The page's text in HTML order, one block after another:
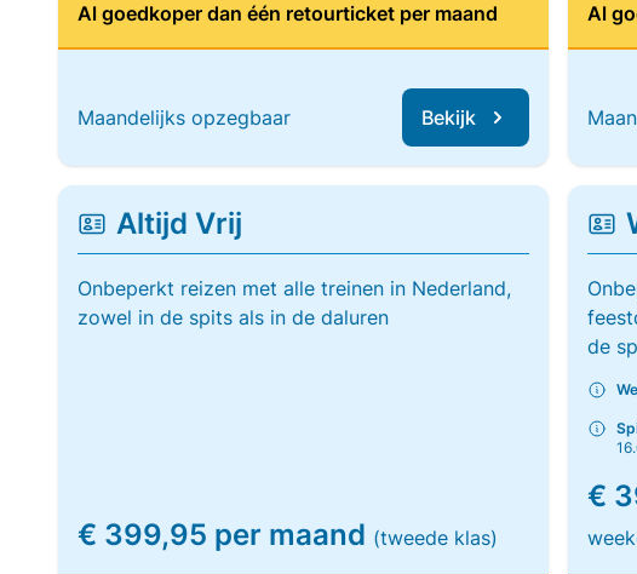
Al goedkoper dan één retourticket per maand
Maandelijks opzegbaar Bekijk
Al
Altijd Vrij
Onbeperkt reizen met alle treinen in Nederland,
zowel in de spits als in de daluren
€ 399,95 per maand (tweede klas)
de
€